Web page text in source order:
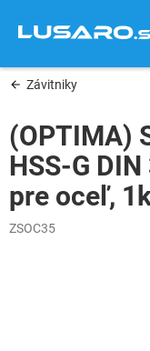
obsah
Závitniky
(OPTIMA)
HSS-G
pre oceľ,
ZSOC35